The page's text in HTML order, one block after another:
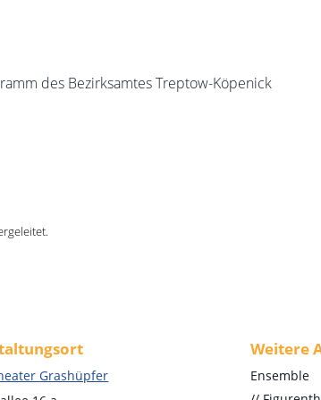
des Bezirksamtes Treptow-Köpenick
Grashüpfer
Weitere
Ensemble